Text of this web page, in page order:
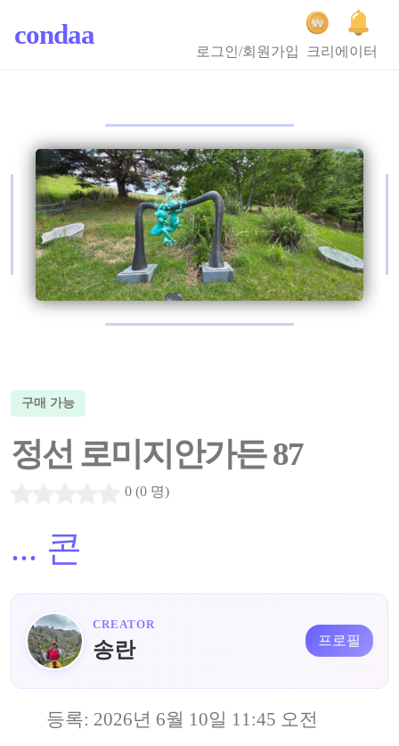
condaa
로그인/회원가입 크리에이터
구매 가능
정선 로미지안가든 87
0 (0 명)
... 콘
CREATOR
송란 프로필
등록: 2026년 6월 10일 11:45 오전